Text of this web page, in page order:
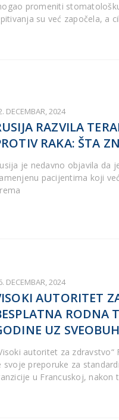
promeniti
su već započela, a
DECEMBAR, 2024
RAZVILA
RAKA: ŠTA
je nedavno objavila da
pacijentima koji
DECEMBAR, 2024
AUTORITET
RODNA
UZ
autoritet za zdravstvo“
svoje preporuke za
u Francuskoj, nakon